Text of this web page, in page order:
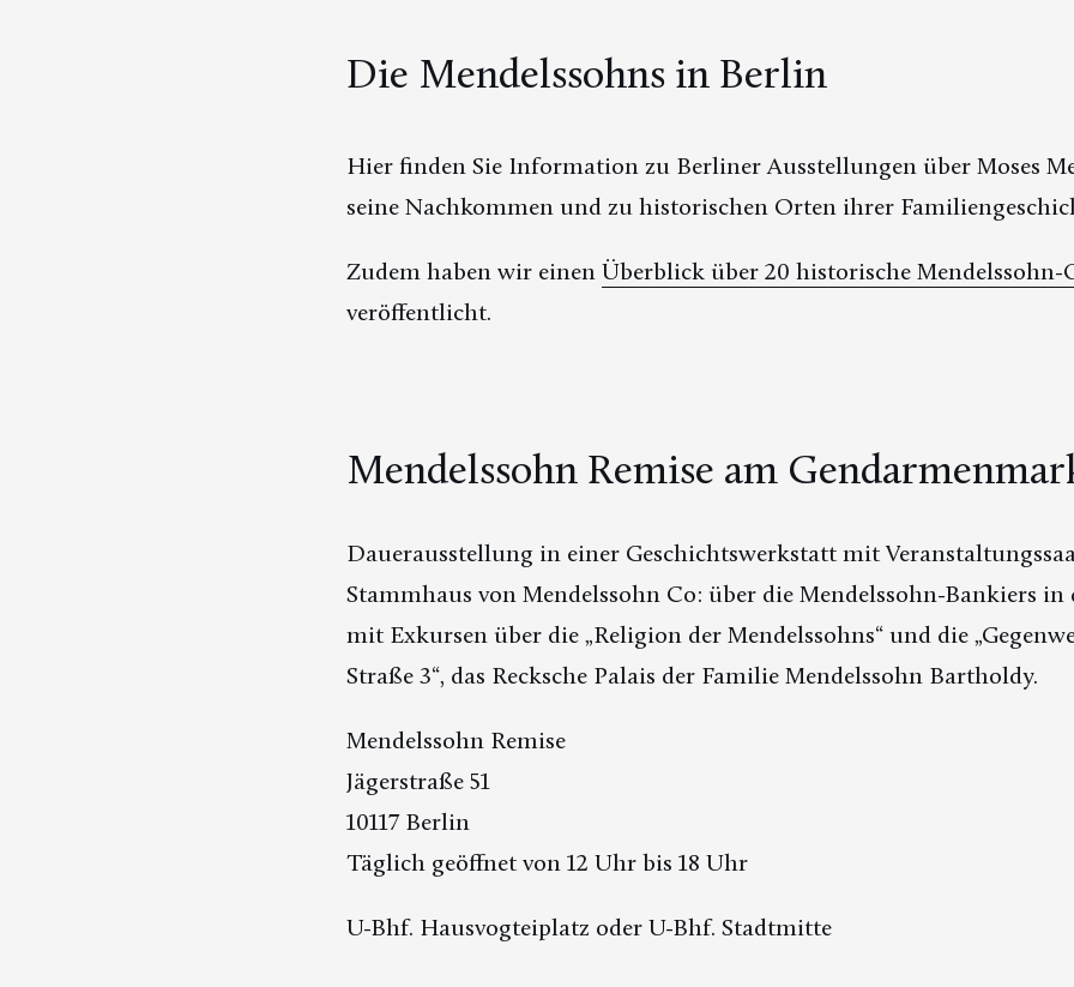
Die Mendelssohns in Berlin
Hier finden Sie Information zu Berliner Ausstellungen über Moses
seine Nachkommen und zu historischen Orten ihrer
Zudem haben wir einen Überblick über 20 historische Mendelssohn-
veröffentlicht.
Mendelssohn Remise am
Dauerausstellung in einer Geschichtswerkstatt mit
Stammhaus von Mendelssohn Co: über die Mendelssohn-Bankiers
mit Exkursen über die „Religion der Mendelssohns“ und die
Straße 3“, das Recksche Palais der Familie Mendelssohn Bartholdy.
Mendelssohn Remise
Jägerstraße 51
10117 Berlin
Täglich geöffnet von 12 Uhr bis 18 Uhr
U-Bhf. Hausvogteiplatz oder U-Bhf. Stadtmitte